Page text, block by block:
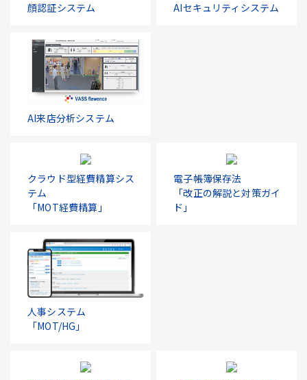
顔認証システム AIセキュリティシステム
AI来店分析システム
クラウド型経費精算シス
テム
「MOT経費精算」
電子帳簿保存法
「改正の解説と対策ガイ
ド」
人事システム
「MOT/HG」